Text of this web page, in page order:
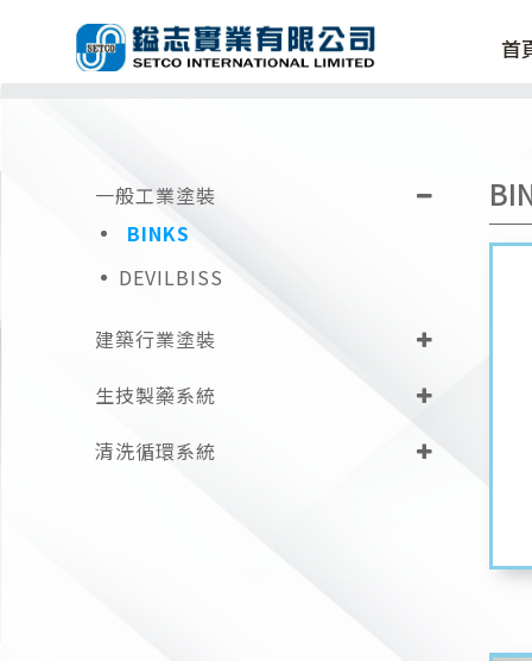
首
一般工業塗裝
BINKS
DEVILBISS
建築行業塗裝
生技製藥系統
清洗循環系統